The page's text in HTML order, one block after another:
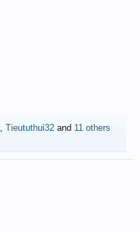
, Tieututhui32 and 11 others